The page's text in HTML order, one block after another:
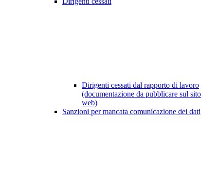
Dirigenti cessati dal rapporto di lavoro
(documentazione da pubblicare sul sito
web)
Sanzioni per mancata comunicazione dei dati